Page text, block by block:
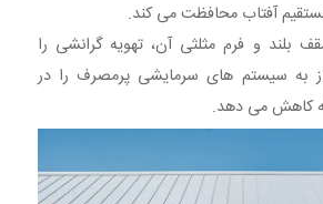
آفتاب محافظت می کند.
بلند و فرم مثلثی آن، تهویه گرانشی را
به سیستم های سرمایشی پرمصرف را در
کاهش می دهد.